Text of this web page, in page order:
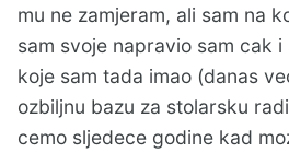
mu ne zamjeram, ali sam na
sam svoje napravio sam cak i
koje sam tada imao (danas
ozbiljnu bazu za stolarsku
cemo sljedece godine kad